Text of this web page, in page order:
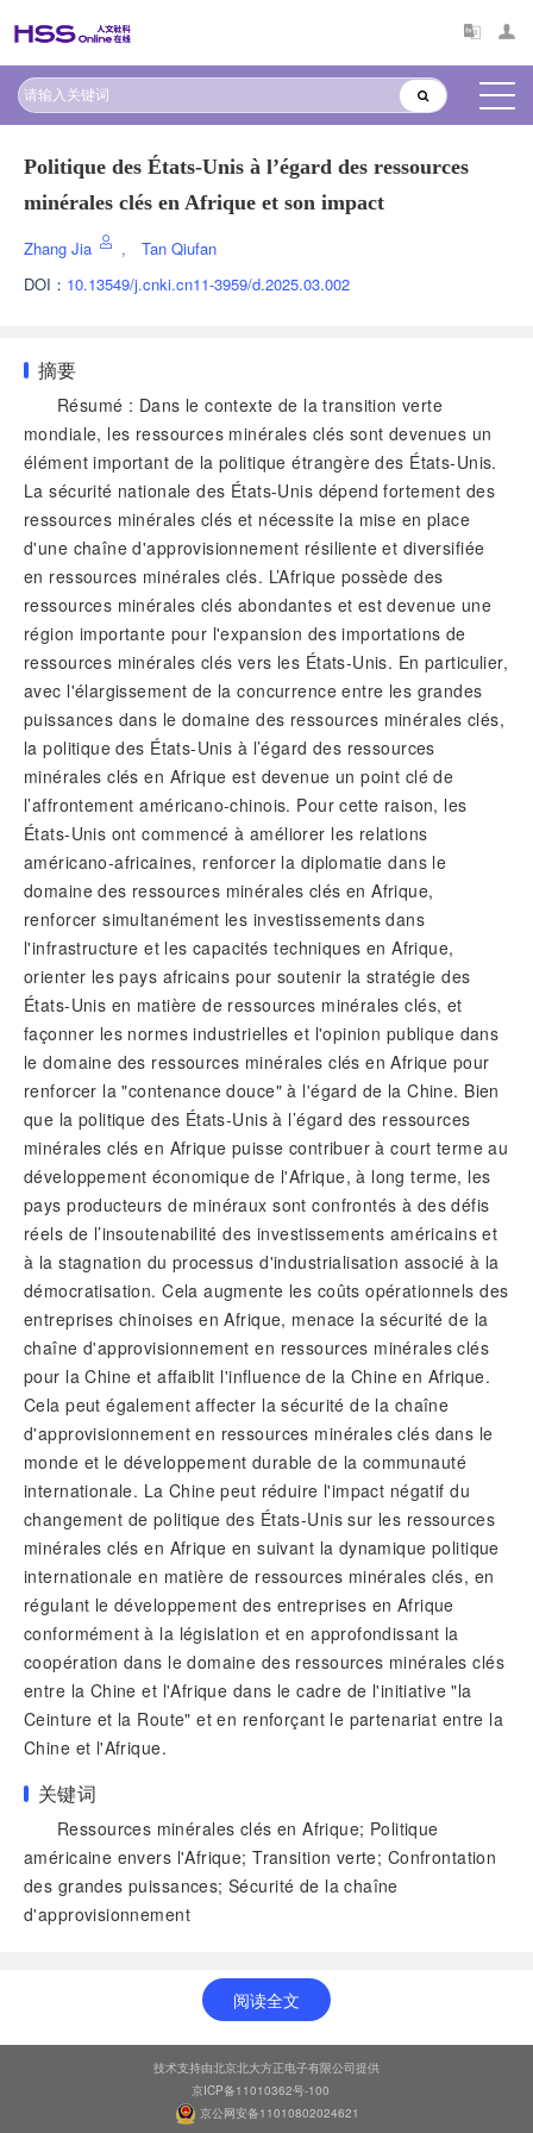
Politique des États-Unis à l’égard des ressources
minérales clés en Afrique et son impact
Zhang Jia ,
Tan Qiufan
DOI： 10.13549/j.cnki.cn11-3959/d.2025.03.002
摘要
Résumé : Dans le contexte de la transition verte
mondiale, les ressources minérales clés sont devenues un
élément important de la politique étrangère des États-Unis.
La sécurité nationale des États-Unis dépend fortement des
ressources minérales clés et nécessite la mise en place
d'une chaîne d'approvisionnement résiliente et diversifiée
en ressources minérales clés. L’Afrique possède des
ressources minérales clés abondantes et est devenue une
région importante pour l'expansion des importations de
ressources minérales clés vers les États-Unis. En particulier,
avec l'élargissement de la concurrence entre les grandes
puissances dans le domaine des ressources minérales clés,
la politique des États-Unis à l’égard des ressources
minérales clés en Afrique est devenue un point clé de
l’affrontement américano-chinois. Pour cette raison, les
États-Unis ont commencé à améliorer les relations
américano-africaines, renforcer la diplomatie dans le
domaine des ressources minérales clés en Afrique,
renforcer simultanément les investissements dans
l'infrastructure et les capacités techniques en Afrique,
orienter les pays africains pour soutenir la stratégie des
États-Unis en matière de ressources minérales clés, et
façonner les normes industrielles et l'opinion publique dans
le domaine des ressources minérales clés en Afrique pour
renforcer la "contenance douce" à l'égard de la Chine. Bien
que la politique des États-Unis à l’égard des ressources
minérales clés en Afrique puisse contribuer à court terme au
développement économique de l'Afrique, à long terme, les
pays producteurs de minéraux sont confrontés à des défis
réels de l’insoutenabilité des investissements américains et
à la stagnation du processus d'industrialisation associé à la
démocratisation. Cela augmente les coûts opérationnels des
entreprises chinoises en Afrique, menace la sécurité de la
chaîne d'approvisionnement en ressources minérales clés
pour la Chine et affaiblit l'influence de la Chine en Afrique.
Cela peut également affecter la sécurité de la chaîne
d'approvisionnement en ressources minérales clés dans le
monde et le développement durable de la communauté
internationale. La Chine peut réduire l'impact négatif du
changement de politique des États-Unis sur les ressources
minérales clés en Afrique en suivant la dynamique politique
internationale en matière de ressources minérales clés, en
régulant le développement des entreprises en Afrique
conformément à la législation et en approfondissant la
coopération dans le domaine des ressources minérales clés
entre la Chine et l'Afrique dans le cadre de l'initiative "la
Ceinture et la Route" et en renforçant le partenariat entre la
Chine et l'Afrique.
关键词
Ressources minérales clés en Afrique; Politique
américaine envers l'Afrique; Transition verte; Confrontation
des grandes puissances; Sécurité de la chaîne
d'approvisionnement
阅读全文
技术支持由北京北大方正电子有限公司提供
京ICP备11010362号-100
京公网安备11010802024621